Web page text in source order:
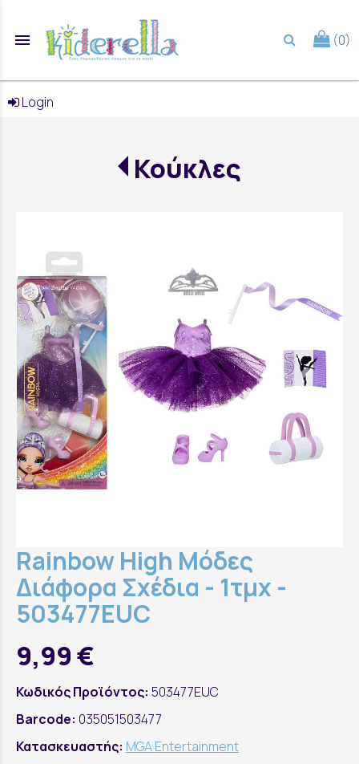
menu (0)
Login
Κούκλες
Rainbow High Μόδες
Διάφορα Σχέδια - 1τμχ -
503477EUC
9,99 €
Κωδικός Προϊόντος: 503477EUC
Barcode: 035051503477
Κατασκευαστής: MGA Entertainment